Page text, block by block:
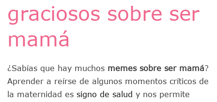
graciosos sobre ser
mamá
¿Sabías que hay muchos memes sobre ser mamá?
Aprender a reírse de algunos momentos críticos de
la maternidad es signo de salud y nos permite